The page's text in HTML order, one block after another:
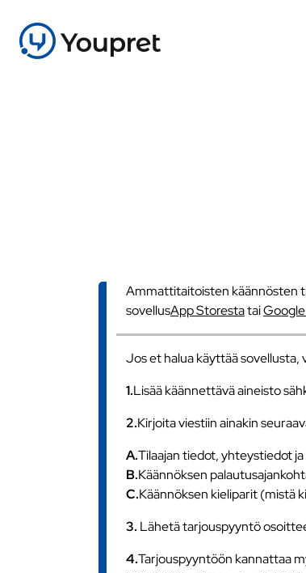
Ammattitaitoisten käännösten
sovellusApp Storestatai
Jos et halua käyttää
1.Lisää käännettävä aineisto
2.Kirjoita viestiin ainakin
A.Tilaajan tiedot, yhteystiedot
B.Käännöksen
C.Käännöksen kieliparit (mistä
3. Lähetä tarjouspyyntö
4.Tarjouspyyntöön kannattaa